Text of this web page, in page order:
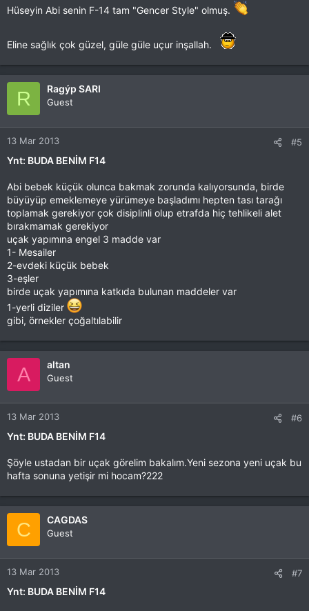
Hüseyin Abi senin F-14 tam "Gencer Style" olmuş.
Eline sağlık çok güzel, güle güle uçur inşallah.
R Ragýp SARI
Guest
13 Mar 2013 #5
Ynt: BUDA BENİM F14
Abi bebek küçük olunca bakmak zorunda kalıyorsunda, birde
büyüyüp emeklemeye yürümeye başladımı hepten tası tarağı
toplamak gerekiyor çok disiplinli olup etrafda hiç tehlikeli alet
bırakmamak gerekiyor
uçak yapımına engel 3 madde var
1- Mesailer
2-evdeki küçük bebek
3-eşler
birde uçak yapımına katkıda bulunan maddeler var
1-yerli diziler
gibi, örnekler çoğaltılabilir
A altan
Guest
13 Mar 2013 #6
Ynt: BUDA BENİM F14
Şöyle ustadan bir uçak görelim bakalım.Yeni sezona yeni uçak bu
hafta sonuna yetişir mi hocam?222
C CAGDAS
Guest
13 Mar 2013 #7
Ynt: BUDA BENİM F14